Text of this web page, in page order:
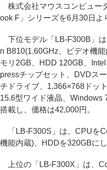
株式会社マウスコンピュー
ook F」シリーズを6月30日よ
下位モデル「LB-F300B」
n B810(1.60GHz、ビデオ機能
モリ2GB、HDD 120GB、
pressチップセット、DVDス
チドライブ、1,366×768ドッ
15.6型ワイド液晶、Windows
搭載し、価格は42,000円。
「LB-F300S」は、CPUを
機能内蔵)、HDDを320GBに
上位の「LB-F300X」は、